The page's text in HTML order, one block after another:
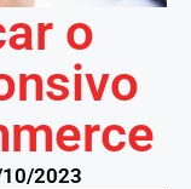
o
2023